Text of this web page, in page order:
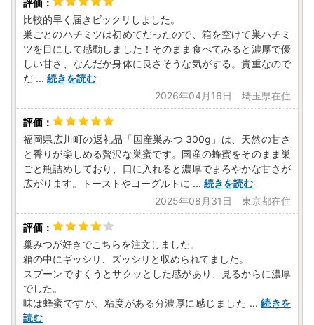
出荷のタイミングによっては、お品の到着とメールが前後す
る場合がございますので、あらかじめご了承くださいませ。
【定期便をお申込みの寄附者さまへ】
お礼品ページに記載の発送期日に従って、ご指定のお届け先
へ回数分お届けいたします。
以下の場合、発送予定月の前月末日5日前までに必ずお知ら
せください。
・長期のご不在等でお受取りが困難な場合
・お引っ越し等のご都合で、お届け先を変更されたい場合
※出荷後のご変更、お受け取り調整につきましては、配送事
業者へ直接ご連絡をお願いします。
【ふるさと納税の対象となる地方団体の指定について】
広川町は令和7年9月26日付総務大臣通知「ふるさと納税の
対象となる地方団体の指定について（通知）」にて、地方税
法（昭和25年法律第226号）第37条の2第2項及び第314条の
7第2項の規定に基づき、ふるさと納税の対象となる地方団体
として指定されました。
指定対象期間は、令和7年10月1日から令和8年9月30日まで
比較的早く届きビックリしました。
巣ごとのハチミツは初めてだったので、箱を空けて巣ハチミ
ツを目にして感動しました！そのまま食べてみると濃厚で優
しい甘さ、なんだか身体に良さそうな気がする。貴重なので
だ ... 続きを読む
2026年04月16日 埼玉県在住
福岡県広川町の返礼品「国産巣みつ 300g」は、天然の甘さ
と香りが楽しめる贅沢な巣蜜です。国産の蜂蜜をそのまま巣
ごと瓶詰めしており、口に入れると濃厚でまろやかな甘さが
広がります。トーストやヨーグルトに ... 続きを読む
2025年08月31日 東京都在住
巢みつが好きでこちらを注文しました。
箱の中にギッシリ、ズッシリと収められてました。
スプーンですくうとサクッとした感があり、見るからに濃厚
でした。
味は蜂蜜ですが、粘度がある分濃厚に感じました ... 続きを
読む